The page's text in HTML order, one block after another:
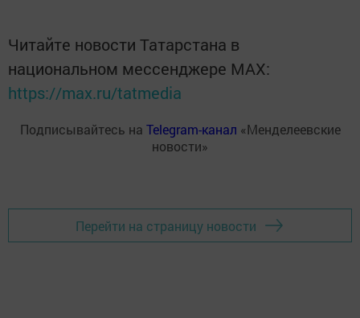
Читайте новости Татарстана в
национальном мессенджере MАХ:
https://max.ru/tatmedia
Подписывайтесь на Telegram-канал «Менделеевские
новости»
Перейти на страницу новости